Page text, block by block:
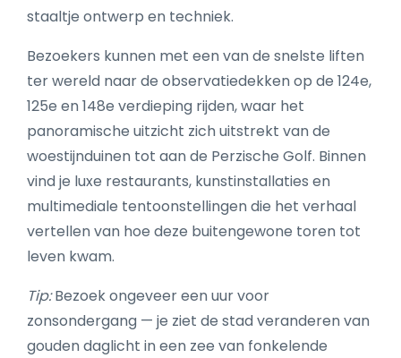
staaltje ontwerp en techniek.
Bezoekers kunnen met een van de snelste liften
ter wereld naar de observatiedekken op de 124e,
125e en 148e verdieping rijden, waar het
panoramische uitzicht zich uitstrekt van de
woestijnduinen tot aan de Perzische Golf. Binnen
vind je luxe restaurants, kunstinstallaties en
multimediale tentoonstellingen die het verhaal
vertellen van hoe deze buitengewone toren tot
leven kwam.
Tip:Bezoek ongeveer een uur voor
zonsondergang — je ziet de stad veranderen van
gouden daglicht in een zee van fonkelende